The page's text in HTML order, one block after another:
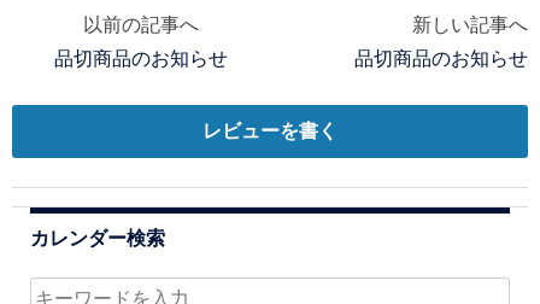
ビ
ゲ
ー
以前の記事へ
品切商品のお知らせ
新しい記事へ
品切商品のお知らせ
レビューを書く
カレンダー検索